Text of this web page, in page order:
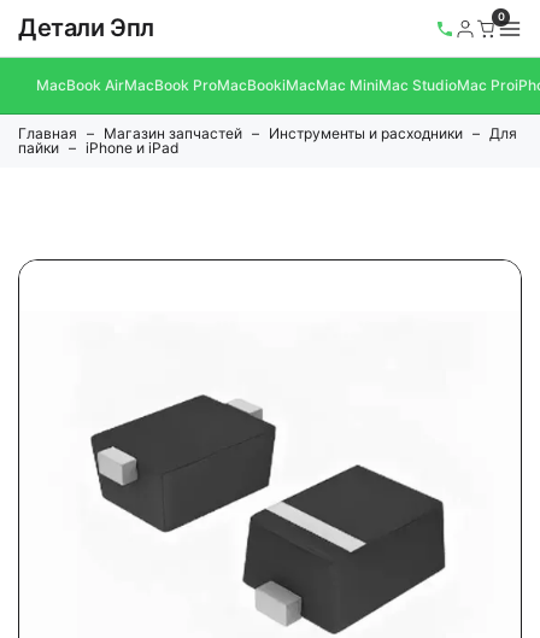
Детали Эпл 0
MacBook AirMacBook ProMacBookiMacMac MiniMac StudioMac Pro
Главная Магазин запчастей Инструменты и расходники
Для
пайки
iPhone и iPad